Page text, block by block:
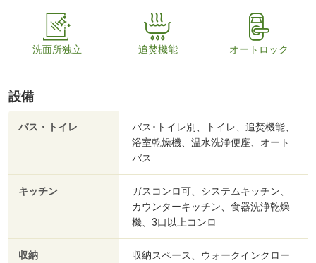
洗面所独立 追焚機能 オートロック
設備
バス・トイレ
バス･トイレ別、トイレ、追焚機能、
浴室乾燥機、温水洗浄便座、オート
バス
キッチン
ガスコンロ可、システムキッチン、
カウンターキッチン、食器洗浄乾燥
機、3口以上コンロ
収納
収納スペース、ウォークインクロー